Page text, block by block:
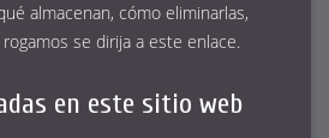
almacenan, cómo eliminarlas,
rogamos se dirija a este enlace.
en este sitio web